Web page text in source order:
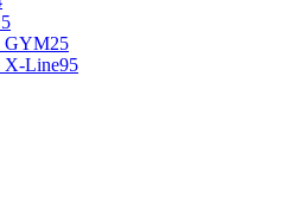
GYM25
X-Line95